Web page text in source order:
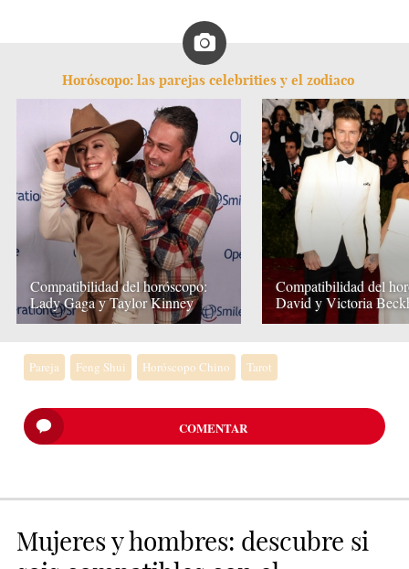
Horóscopo: las parejas celebrities y el zodiaco
Compatibilidad del horóscopo:
Lady Gaga y Taylor Kinney
Compatibilidad del
David y Victoria
Pareja Feng Shui Horóscopo Chino Tarot
COMENTAR
Mujeres y hombres: descubre si